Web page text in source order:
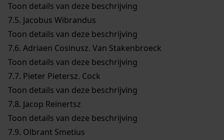
Toon details van deze beschrijving
7.5. Jacobus Wibrandus
Toon details van deze beschrijving
7.6. Adriaen Cosinusz. Van Stakenbroeck
Toon details van deze beschrijving
7.7. Pieter Pietersz. Cock
Toon details van deze beschrijving
7.8. Jacop Reinertsz
Toon details van deze beschrijving
7.9. Olbrant Smetius